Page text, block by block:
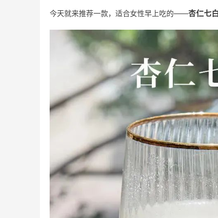
今天就来推荐一款， 适合女性早上吃的——杏仁七